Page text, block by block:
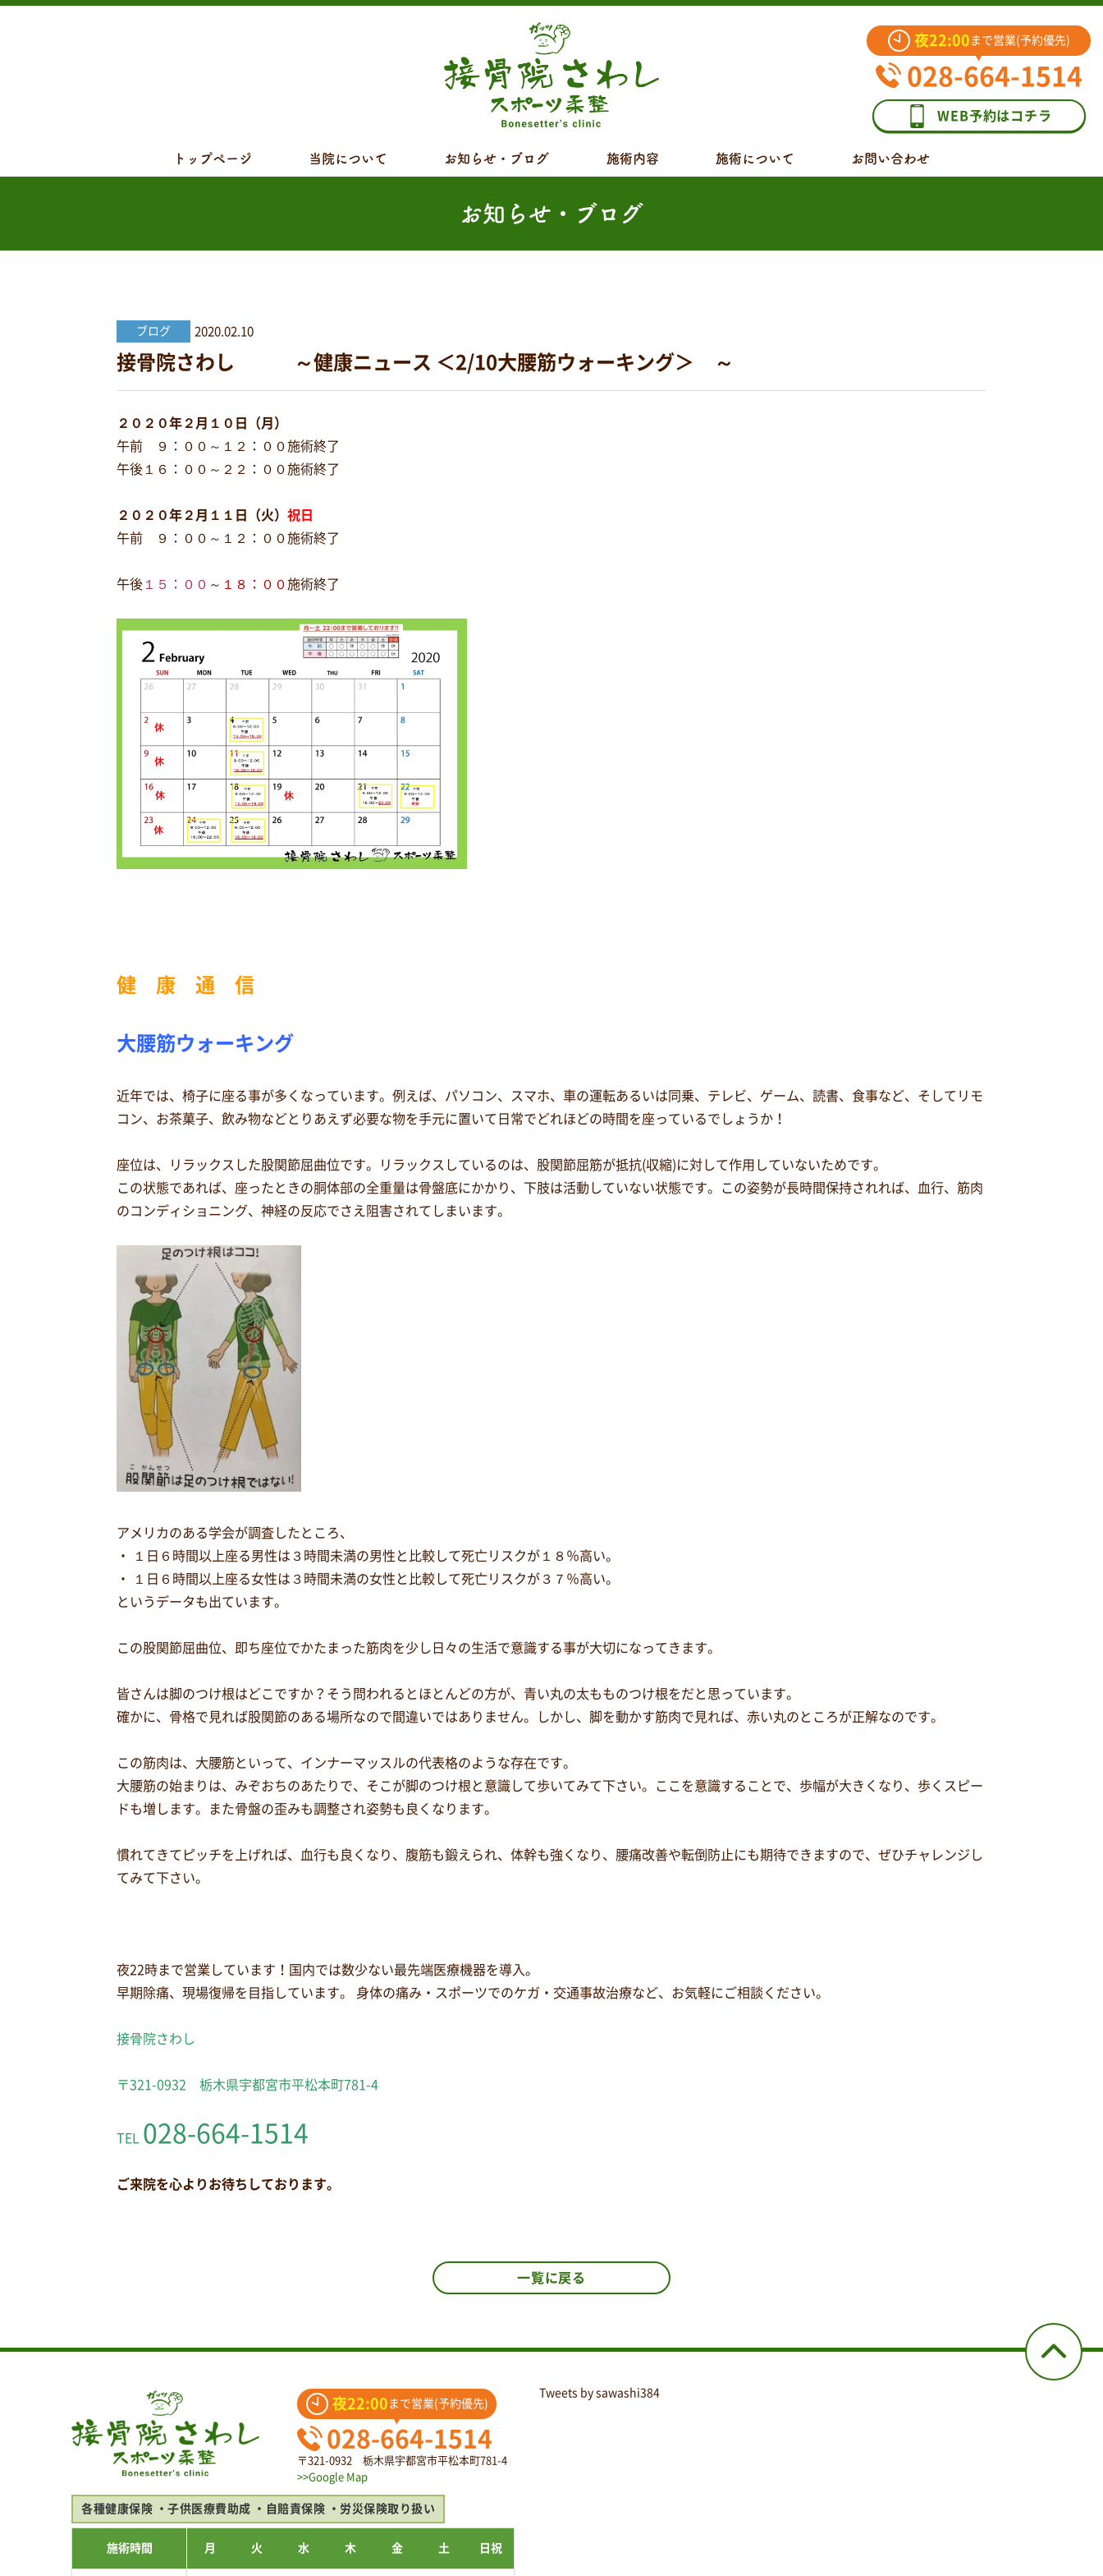
夜22:00 まで営業(予約優先)
028-664-1514
WEB予約はコチラ
トップページ 当院について お知らせ・ブログ 施術内容 施術について お問い合わせ
お知らせ・ブログ
ブログ 2020.02.10
接骨院さわし ～健康ニュース ＜2/10大腰筋ウォーキング＞ ～
２０２０年２月１０日（月）
午前 ９：００～１２：００施術終了
午後１６：００～２２：００施術終了
２０２０年２月１１日（火） 祝日
午前 ９：００～１２：００施術終了
午後 １５：００ ～ １８：００施術終了
健 康 通 信
大腰筋ウォーキング
近年では、椅子に座る事が多くなっています。例えば、パソコン、スマホ、車の運転あるいは同乗、テレビ、ゲーム、読書、食事など、そしてリモ
コン、お茶菓子、飲み物などとりあえず必要な物を手元に置いて日常でどれほどの時間を座っているでしょうか！
座位は、リラックスした股関節屈曲位です。リラックスしているのは、股関節屈筋が抵抗(収縮)に対して作用していないためです。
この状態であれば、座ったときの胴体部の全重量は骨盤底にかかり、下肢は活動していない状態です。この姿勢が長時間保持されれば、血行、筋肉
のコンディショニング、神経の反応でさえ阻害されてしまいます。
アメリカのある学会が調査したところ、
・ １日６時間以上座る男性は３時間未満の男性と比較して死亡リスクが１８％高い。
・ １日６時間以上座る女性は３時間未満の女性と比較して死亡リスクが３７％高い。
というデータも出ています。
この股関節屈曲位、即ち座位でかたまった筋肉を少し日々の生活で意識する事が大切になってきます。
皆さんは脚のつけ根はどこですか？そう問われるとほとんどの方が、青い丸の太もものつけ根をだと思っています。
確かに、骨格で見れば股関節のある場所なので間違いではありません。しかし、脚を動かす筋肉で見れば、赤い丸のところが正解なのです。
この筋肉は、大腰筋といって、インナーマッスルの代表格のような存在です。
大腰筋の始まりは、みぞおちのあたりで、そこが脚のつけ根と意識して歩いてみて下さい。ここを意識することで、歩幅が大きくなり、歩くスピー
ドも増します。また骨盤の歪みも調整され姿勢も良くなります。
慣れてきてピッチを上げれば、血行も良くなり、腹筋も鍛えられ、体幹も強くなり、腰痛改善や転倒防止にも期待できますので、ぜひチャレンジし
てみて下さい。
夜22時まで営業しています！国内では数少ない最先端医療機器を導入。
早期除痛、現場復帰を目指しています。 身体の痛み・スポーツでのケガ・交通事故治療など、お気軽にご相談ください。
接骨院さわし
〒321-0932 栃木県宇都宮市平松本町781-4
TEL 028-664-1514
ご来院を心よりお待ちしております。
一覧に戻る
夜22:00 まで営業(予約優先)
028-664-1514
〒321-0932 栃木県宇都宮市平松本町781-4
>>Google Map
各種健康保険 子供医療費助成 自賠責保険 労災保険取り扱い
施術時間 月 火 水 木 金 土 日祝
Tweets by sawashi384